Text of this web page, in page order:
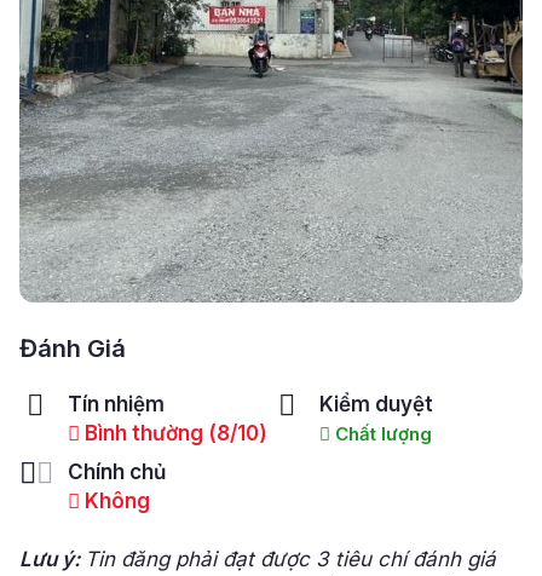
Đánh Giá
Tín nhiệm
Bình thường (8/10)
Kiểm duyệt
Chất lượng
Chính chủ
Không
Lưu ý: Tin đăng phải đạt được 3 tiêu chí đánh giá